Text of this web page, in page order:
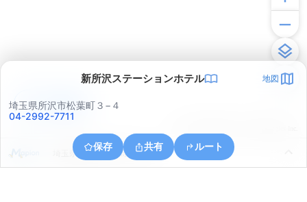
新所沢ステーションホテル 地図
埼玉県所沢市松葉町３−４
04-2992-7711
保存 共有 ルート
埼玉県所沢市三ケ島１丁目
アプリで見る